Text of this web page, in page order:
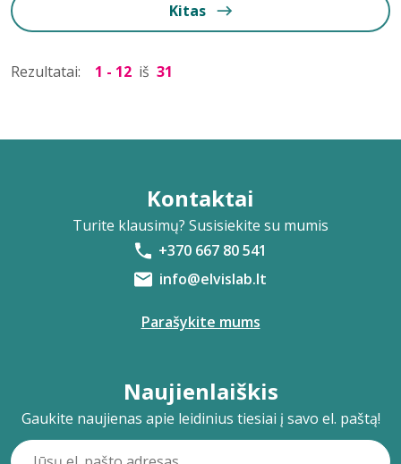
Kitas
Rezultatai: 1 - 12 iš 31
Kontaktai
Turite klausimų? Susisiekite su mumis
+370 667 80 541
info@elvislab.lt
Parašykite mums
Naujienlaiškis
Gaukite naujienas apie leidinius tiesiai į savo el. paštą!